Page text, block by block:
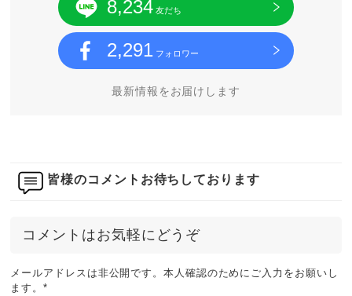
8,234 友だち
2,291 フォロワー
最新情報をお届けします
皆様のコメントお待ちしております
コメントはお気軽にどうぞ
メールアドレスは非公開です。本人確認のためにご入力をお願いし
ます。*